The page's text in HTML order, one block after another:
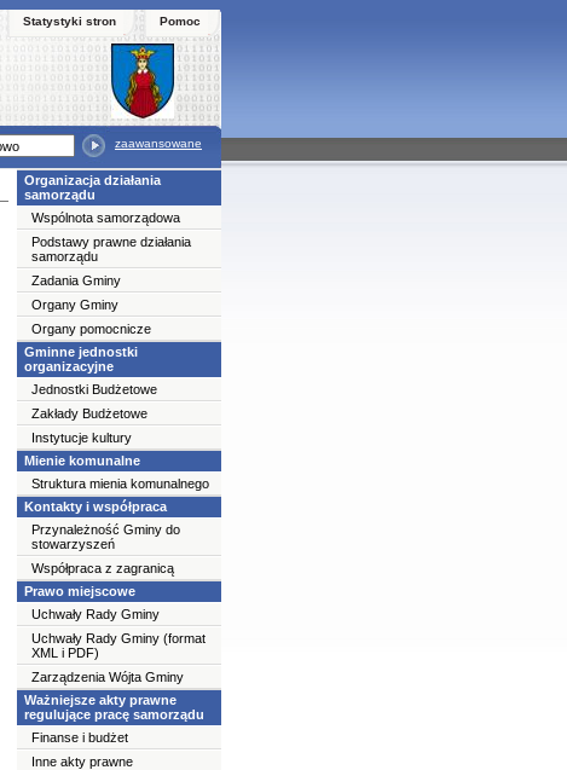
Statystyki stron Pomoc
zaawansowane
Organizacja działania
samorządu
Wspólnota samorządowa
Podstawy prawne działania
samorządu
Zadania Gminy
Organy Gminy
Organy pomocnicze
Gminne jednostki
organizacyjne
Jednostki Budżetowe
Zakłady Budżetowe
Instytucje kultury
Mienie komunalne
Struktura mienia komunalnego
Kontakty i współpraca
Przynależność Gminy do
stowarzyszeń
Współpraca z zagranicą
Prawo miejscowe
Uchwały Rady Gminy
Uchwały Rady Gminy (format
XML i PDF)
Zarządzenia Wójta Gminy
Ważniejsze akty prawne
regulujące pracę samorządu
Finanse i budżet
Inne akty prawne